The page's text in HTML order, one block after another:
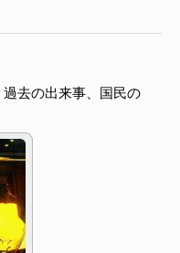
去の出来事、国民の